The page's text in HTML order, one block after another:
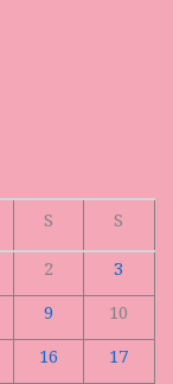
S
S
2
3
9
10
16
17